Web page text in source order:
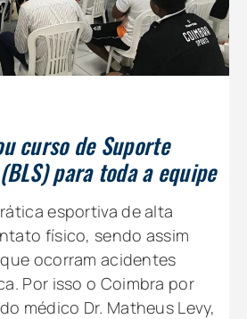
curso de Suporte
para toda a equipe
esportiva de alta
físico, sendo assim
ocorram acidentes
Por isso o Coimbra por
médico Dr. Matheus Levy,